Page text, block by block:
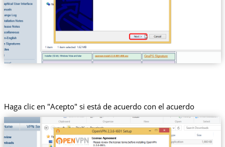
Haga clic en "Acepto" si está de acuerdo con el acuerdo